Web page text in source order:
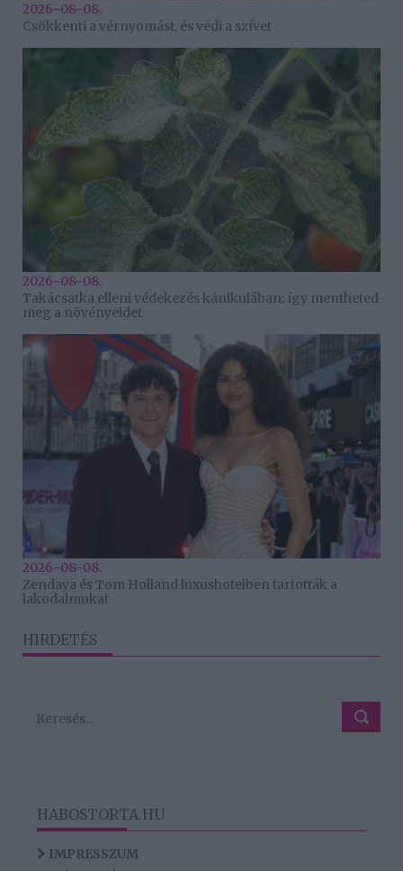
2026-08-08.
Csökkenti a vérnyomást, és védi a szívet
2026-08-08.
Takácsatka elleni védekezés kánikulában: így mentheted
meg a növényeidet
2026-08-08.
Zendaya és Tom Holland luxushotelben tartották a
lakodalmukat
HIRDETÉS
HABOSTORTA.HU
IMPRESSZUM